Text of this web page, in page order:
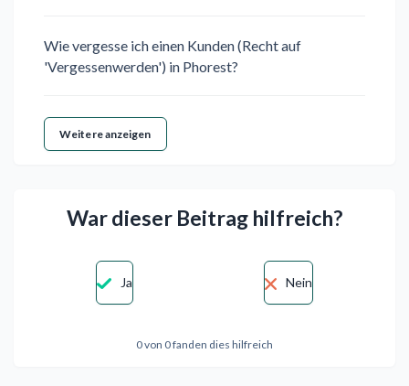
Wie vergesse ich einen Kunden (Recht auf
'Vergessenwerden') in Phorest?
Weitere anzeigen
War dieser Beitrag hilfreich?
Ja Nein
0 von 0 fanden dies hilfreich